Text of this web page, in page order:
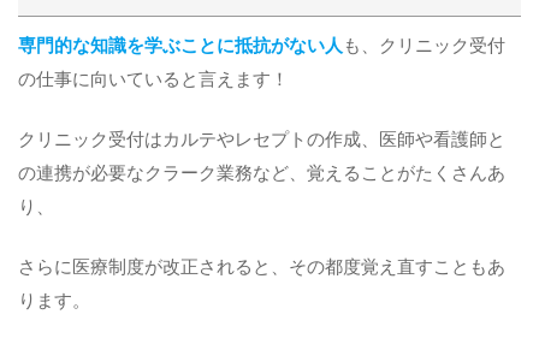
専門的な知識を学ぶことに抵抗がない人 も、クリニック受付
の仕事に向いていると言えます！
クリニック受付はカルテやレセプトの作成、医師や看護師と
の連携が必要なクラーク業務など、覚えることがたくさんあ
り、
さらに医療制度が改正されると、その都度覚え直すこともあ
ります。